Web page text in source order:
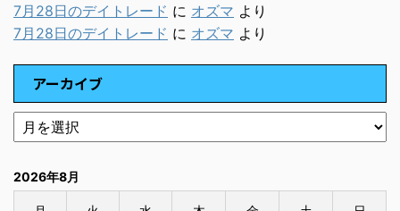
7月28日のデイトレード に オズマ より
7月28日のデイトレード に オズマ より
アーカイブ
2026年8月